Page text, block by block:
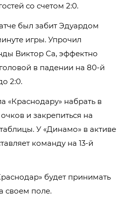
со счетом 2:0.
был забит Эдуардом
игры. Упрочил
Виктор Са, эффектно
в падении на 80-й
2:0.
«Краснодару» набрать в
и закрепиться на
У «Динамо» в активе
команду на 13-й
будет принимать
своем поле.